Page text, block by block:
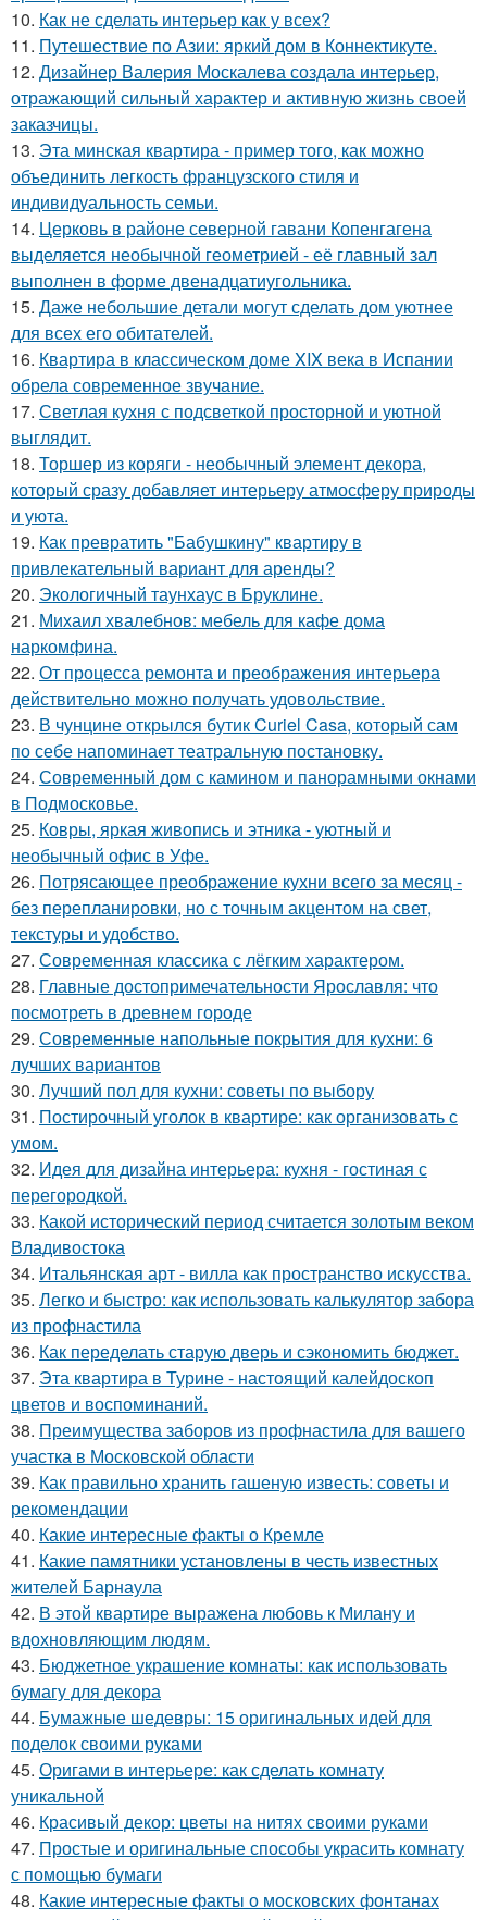
10. Как не сделать интерьер как у всех?
11. Путешествие по Азии: яркий дом в Коннектикуте.
12. Дизайнер Валерия Москалева создала интерьер,
отражающий сильный характер и активную жизнь своей
заказчицы.
13. Эта минская квартира - пример того, как можно
объединить легкость французского стиля и
индивидуальность семьи.
14. Церковь в районе северной гавани Копенгагена
выделяется необычной геометрией - её главный зал
выполнен в форме двенадцатиугольника.
15. Даже небольшие детали могут сделать дом уютнее
для всех его обитателей.
16. Квартира в классическом доме XIX века в Испании
обрела современное звучание.
17. Светлая кухня с подсветкой просторной и уютной
выглядит.
18. Торшер из коряги - необычный элемент декора,
который сразу добавляет интерьеру атмосферу природы
и уюта.
19. Как превратить "Бабушкину" квартиру в
привлекательный вариант для аренды?
20. Экологичный таунхаус в Бруклине.
21. Михаил хвалебнов: мебель для кафе дома
наркомфина.
22. От процесса ремонта и преображения интерьера
действительно можно получать удовольствие.
23. В чунцине открылся бутик Curiel Casa, который сам
по себе напоминает театральную постановку.
24. Современный дом с камином и панорамными окнами
в Подмосковье.
25. Ковры, яркая живопись и этника - уютный и
необычный офис в Уфе.
26. Потрясающее преображение кухни всего за месяц -
без перепланировки, но с точным акцентом на свет,
текстуры и удобство.
27. Современная классика с лёгким характером.
28. Главные достопримечательности Ярославля: что
посмотреть в древнем городе
29. Современные напольные покрытия для кухни: 6
лучших вариантов
30. Лучший пол для кухни: советы по выбору
31. Постирочный уголок в квартире: как организовать с
умом.
32. Идея для дизайна интерьера: кухня - гостиная с
перегородкой.
33. Какой исторический период считается золотым веком
Владивостока
34. Итальянская арт - вилла как пространство искусства.
35. Легко и быстро: как использовать калькулятор забора
из профнастила
36. Как переделать старую дверь и сэкономить бюджет.
37. Эта квартира в Турине - настоящий калейдоскоп
цветов и воспоминаний.
38. Преимущества заборов из профнастила для вашего
участка в Московской области
39. Как правильно хранить гашеную известь: советы и
рекомендации
40. Какие интересные факты о Кремле
41. Какие памятники установлены в честь известных
жителей Барнаула
42. В этой квартире выражена любовь к Милану и
вдохновляющим людям.
43. Бюджетное украшение комнаты: как использовать
бумагу для декора
44. Бумажные шедевры: 15 оригинальных идей для
поделок своими руками
45. Оригами в интерьере: как сделать комнату
уникальной
46. Красивый декор: цветы на нитях своими руками
47. Простые и оригинальные способы украсить комнату
с помощью бумаги
48. Какие интересные факты о московских фонтанах